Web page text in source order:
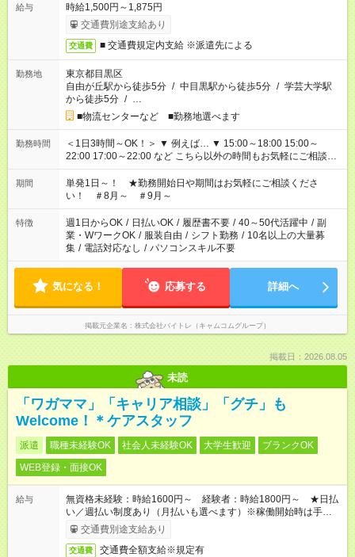
給与
時給1,500円～1,875円
交通費別途支給あり
交通費 ■ 交通費規定内支給 ※派遣先による
勤務地
東京都目黒区
自由が丘駅から徒歩5分 / 中目黒駅から徒歩5分 / 学芸大学駅
から徒歩5分 / …
■物流センターなど ■勤務地選べます
勤務時間
＜1日3時間～OK！＞ ▼ 例えば… ▼ 15:00～18:00 15:00～
22:00 17:00～22:00 など こちら以外の時間もお気軽にご相談く
ださい！
期間
単発1日～！ ★勤務開始日や期間はお気軽にご相談くださ
い！ ＃8月～ ＃9月～
特徴 週1日からOK / 日払いOK / 履歴書不要 / 40～50代活躍中 / 副
業・WワークOK / 服装自由 / シフト勤務 / 10名以上の大量募
集 / 電話対応なし / パソコンスキル不要
気になる！ 応募する 詳細へ
掲載元企業名 株式会社バイトレ（キャムコムグループ）
掲載日：2026.08.05
未読
「ワガママ」「キャリア相談」「グチ」も
Welcome！＊ケアスタッフ
派遣 職種未経験OK 社会人未経験OK 大学生歓迎
ブランクOK
WEB登録・面接OK
給与
無資格未経験：時給1600円～ 経験者：時給1800円～ ★日払
い／週払い制度あり（月払いも選べます）※稼働開始時は手続き
完了次第のお支払いとなります。
交通費別途支給あり
交通費 交通費全額支給※規定有